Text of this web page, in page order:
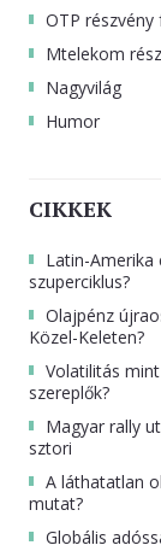
OTP részvény
Mtelekom
Nagyvilág
Humor
CIKKEK
Latin-Amerika
szuperciklus?
Olajpénz
Közel-Keleten?
Volatilitás
szereplők?
Magyar rally
sztori
A láthatatlan
mutat?
Globális